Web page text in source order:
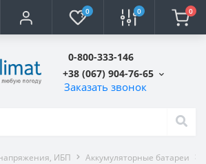
0 0 0
0-800-333-146
+38 (067) 904-76-65
Заказать звонок
ИБП Аккумуляторные батареи